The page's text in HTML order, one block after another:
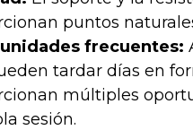
puntos
frecuentes:
tardar días en
múltiples
sesión.